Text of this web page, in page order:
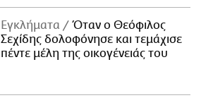
Εγκλήματα
Όταν ο Θεόφιλος
Σεχίδης δολοφόνησε και τεμάχισε
πέντε μέλη της οικογένειάς του